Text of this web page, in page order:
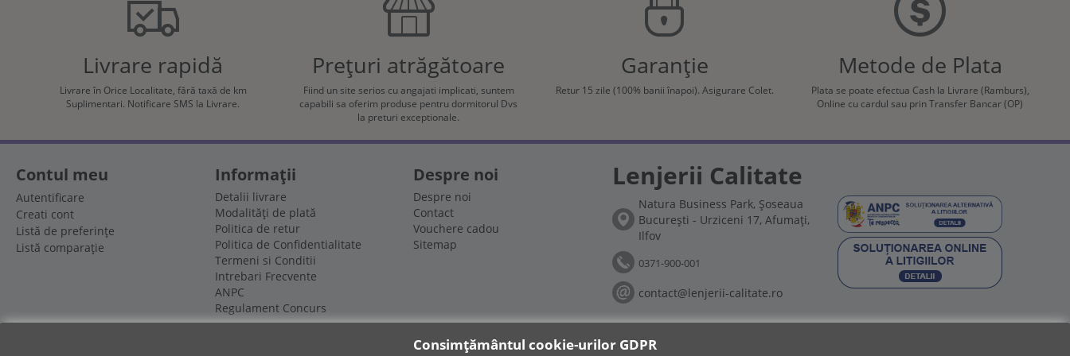
Livrare rapidă
Livrare în Orice Localitate, fără taxă de km
Suplimentari. Notificare SMS la Livrare.
Prețuri atrăgătoare
Fiind un site serios cu angajati implicati, suntem
capabili sa oferim produse pentru dormitorul Dvs
la preturi exceptionale.
Garanție
Retur 15 zile (100% banii înapoi). Asigurare Colet.
Metode de Plata
Plata se poate efectua Cash la Livrare (Ramburs),
Online cu cardul sau prin Transfer Bancar (OP)
Contul meu
Autentificare
Creati cont
Listă de preferințe
Listă comparație
Informații
Detalii livrare
Modalități de plată
Politica de retur
Politica de Confidentialitate
Termeni si Conditii
Intrebari Frecvente
ANPC
Regulament Concurs
Despre noi
Despre noi
Contact
Vouchere cadou
Sitemap
Lenjerii Calitate
Natura Business Park, Șoseaua
București - Urziceni 17, Afumați,
Ilfov
0371-900-001
contact@lenjerii-calitate.ro
Social
Consimțământul cookie-urilor GDPR